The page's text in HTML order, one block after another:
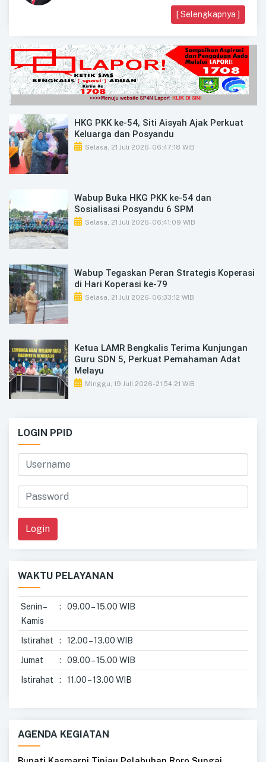
[ Selengkapnya ]
HKG PKK ke-54, Siti Aisyah Ajak Perkuat
Keluarga dan Posyandu
Selasa, 21 Juli 2026- 06:47:18 WIB
Wabup Buka HKG PKK ke-54 dan
Sosialisasi Posyandu 6 SPM
Selasa, 21 Juli 2026- 06:41:09 WIB
Wabup Tegaskan Peran Strategis Koperasi
di Hari Koperasi ke-79
Selasa, 21 Juli 2026- 06:33:12 WIB
Ketua LAMR Bengkalis Terima Kunjungan
Guru SDN 5, Perkuat Pemahaman Adat
Melayu
Minggu, 19 Juli 2026- 21:54:21 WIB
LOGIN PPID
Login
WAKTU PELAYANAN
Senin –
Kamis
: 09.00 – 15.00 WIB
Istirahat : 12.00 – 13.00 WIB
Jumat : 09.00 – 15.00 WIB
Istirahat : 11.00 – 13.00 WIB
AGENDA KEGIATAN